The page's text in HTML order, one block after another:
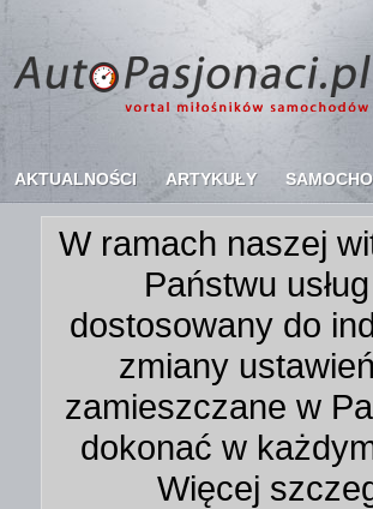
AKTUALNOŚCI ARTYKUŁY
W ramach naszej
Państwu
dostosowany do
zmiany
zamieszczane w
dokonać w
Więcej